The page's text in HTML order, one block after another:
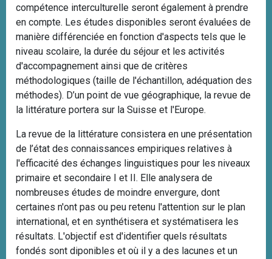
compétence interculturelle seront également à prendre
en compte. Les études disponibles seront évaluées de
manière différenciée en fonction d'aspects tels que le
niveau scolaire, la durée du séjour et les activités
d'accompagnement ainsi que de critères
méthodologiques (taille de l'échantillon, adéquation des
méthodes). D’un point de vue géographique, la revue de
la littérature portera sur la Suisse et l'Europe.
La revue de la littérature consistera en une présentation
de l’état des connaissances empiriques relatives à
l'efficacité des échanges linguistiques pour les niveaux
primaire et secondaire I et II. Elle analysera de
nombreuses études de moindre envergure, dont
certaines n'ont pas ou peu retenu l'attention sur le plan
international, et en synthétisera et systématisera les
résultats. L'objectif est d'identifier quels résultats
fondés sont diponibles et où il y a des lacunes et un